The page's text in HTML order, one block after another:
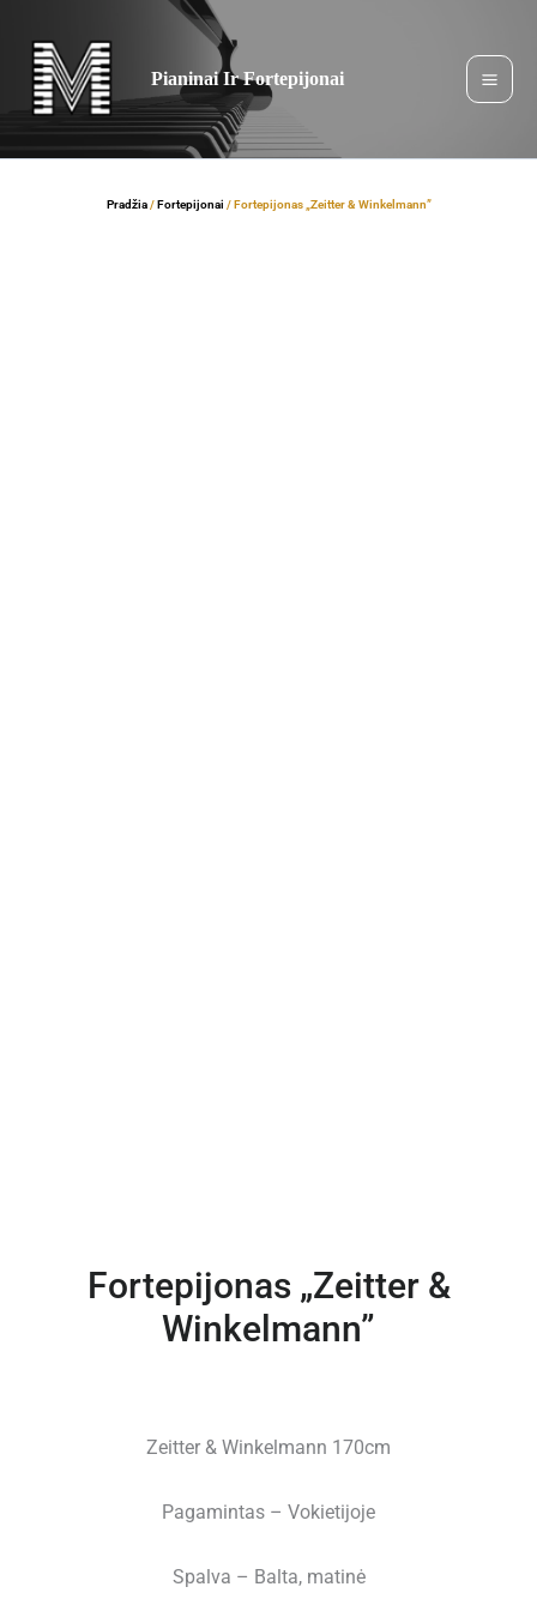
turinio
Pianinai Ir Fortepijonai
Pradžia/Fortepijonai / Fortepijonas „Zeitter & Winkelmann”
Fortepijonas „Zeitter &
Winkelmann”
Zeitter & Winkelmann 170cm
Pagamintas – Vokietijoje
Spalva – Balta, matinė